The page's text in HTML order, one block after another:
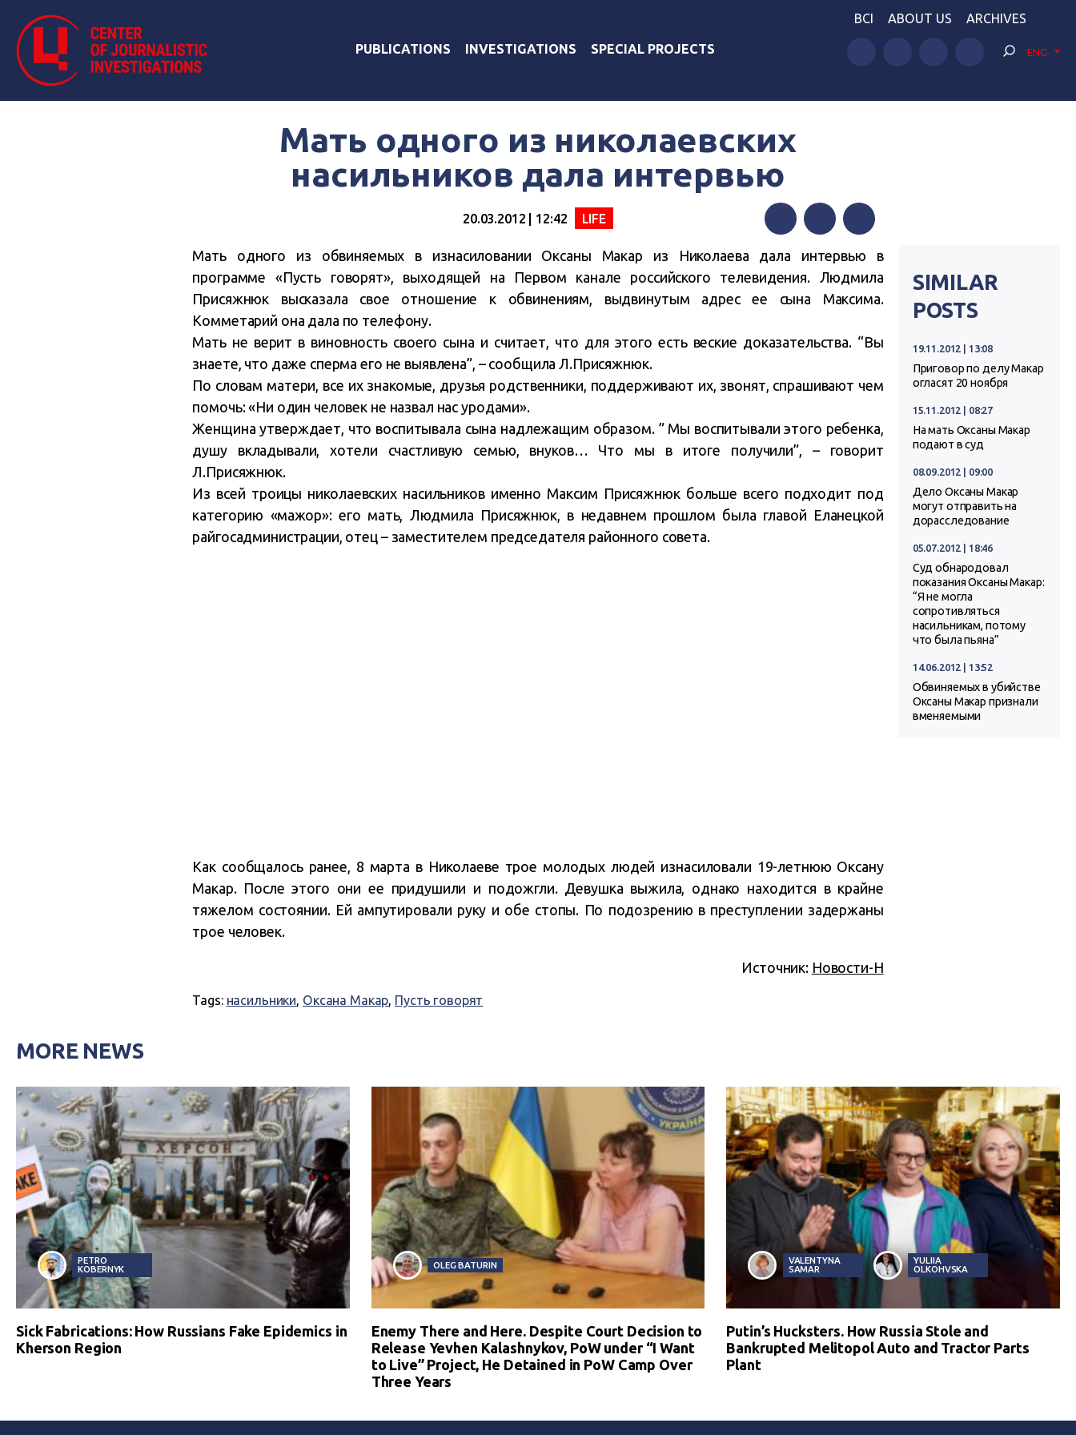
PUBLICATIONS INVESTIGATIONS SPECIAL PROJECTS
BCI ABOUT US ARCHIVES
ENG
Мать одного из николаевских
насильников дала интервью
20.03.2012 | 12:42 LIFE
FacebookTwitterTelegram
Мать одного из обвиняемых в изнасиловании Оксаны Макар из Николаева дала интервью в
программе «Пусть говорят», выходящей на Первом канале российского телевидения. Людмила
Присяжнюк высказала свое отношение к обвинениям, выдвинутым адрес ее сына Максима.
Комметарий она дала по телефону.
Мать не верит в виновность своего сына и считает, что для этого есть веские доказательства. “Вы
знаете, что даже сперма его не выявлена”, – сообщила Л.Присяжнюк.
По словам матери, все их знакомые, друзья родственники, поддерживают их, звонят, спрашивают чем
помочь: «Ни один человек не назвал нас уродами».
Женщина утверждает, что воспитывала сына надлежащим образом. ” Мы воспитывали этого ребенка,
душу вкладывали, хотели счастливую семью, внуков… Что мы в итоге получили”, – говорит
Л.Присяжнюк.
Из всей троицы николаевских насильников именно Максим Присяжнюк больше всего подходит под
категорию «мажор»: его мать, Людмила Присяжнюк, в недавнем прошлом была главой Еланецкой
райгосадминистрации, отец – заместителем председателя районного совета.
Как сообщалось ранее, 8 марта в Николаеве трое молодых людей изнасиловали 19-летнюю Оксану
Макар. После этого они ее придушили и подожгли. Девушка выжила, однако находится в крайне
тяжелом состоянии. Ей ампутировали руку и обе стопы. По подозрению в преступлении задержаны
трое человек.
Источник: Новости-Н
Tags: насильники, Оксана Макар, Пусть говорят
SIMILAR
POSTS
19.11.2012 | 13:08
Приговор по делу Макар
огласят 20 ноября
15.11.2012 | 08:27
На мать Оксаны Макар
подают в суд
08.09.2012 | 09:00
Дело Оксаны Макар
могут отправить на
дорасследование
05.07.2012 | 18:46
Суд обнародовал
показания Оксаны Макар:
“Я не могла
сопротивляться
насильникам, потому
что была пьяна”
14.06.2012 | 13:52
Обвиняемых в убийстве
Оксаны Макар признали
вменяемыми
MORE NEWS
PETRO
KOBERNYK
Sick Fabrications: How Russians Fake Epidemics in
Kherson Region
OLEG BATURIN
Enemy There and Here. Despite Court Decision to
Release Yevhen Kalashnykov, PoW under “I Want
to Live” Project, He Detained in PoW Camp Over
Three Years
VALENTYNA
SAMAR
YULIIA
OLKOHVSKA
Putin’s Hucksters. How Russia Stole and
Bankrupted Melitopol Auto and Tractor Parts
Plant